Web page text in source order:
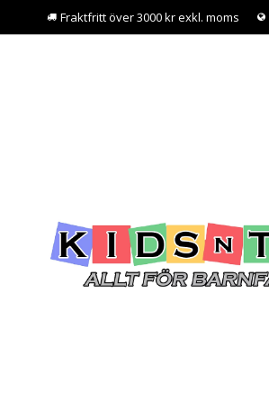
Fraktfritt över 3000 kr exkl. moms